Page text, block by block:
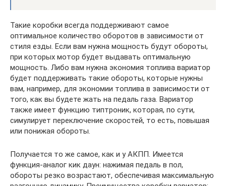
Такие коробки всегда поддерживают самое
оптимальное количество оборотов в зависимости от
стиля езды. Если вам нужна мощность будут обороты,
при которых мотор будет выдавать оптимальную
мощность. Либо вам нужна экономия топлива вариатор
будет поддерживать такие обороты, которые нужны
вам, например, для экономии топлива в зависимости от
того, как вы будете жать на педаль газа. Вариатор
также имеет функцию типтроник, которая, по сути,
симулирует переключение скоростей, то есть, повышая
или понижая обороты.
Получается то же самое, как и у АКПП. Имеется
функция-аналог кик даун: нажимая педаль в пол,
обороты резко возрастают, обеспечивая максимальную